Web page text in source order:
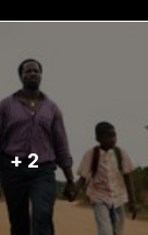
+ 2